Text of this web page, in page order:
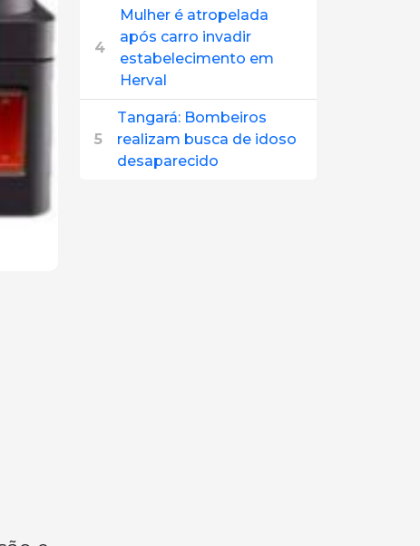
4
Mulher é atropelada
após carro invadir
estabelecimento em
Herval
5
Tangará: Bombeiros
realizam busca de idoso
desaparecido